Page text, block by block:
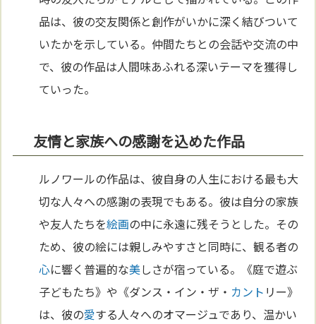
品は、彼の交友関係と創作がいかに深く結びついて
いたかを示している。仲間たちとの会話や交流の中
で、彼の作品は人間味あふれる深いテーマを獲得し
ていった。
友情と家族への感謝を込めた作品
ルノワールの作品は、彼自身の人生における最も大
切な人々への感謝の表現でもある。彼は自分の家族
や友人たちを絵画の中に永遠に残そうとした。その
ため、彼の絵には親しみやすさと同時に、観る者の
心に響く普遍的な美しさが宿っている。《庭で遊ぶ
子どもたち》や《ダンス・イン・ザ・ カント リー》
は、彼の愛する人々へのオマージュであり、温かい